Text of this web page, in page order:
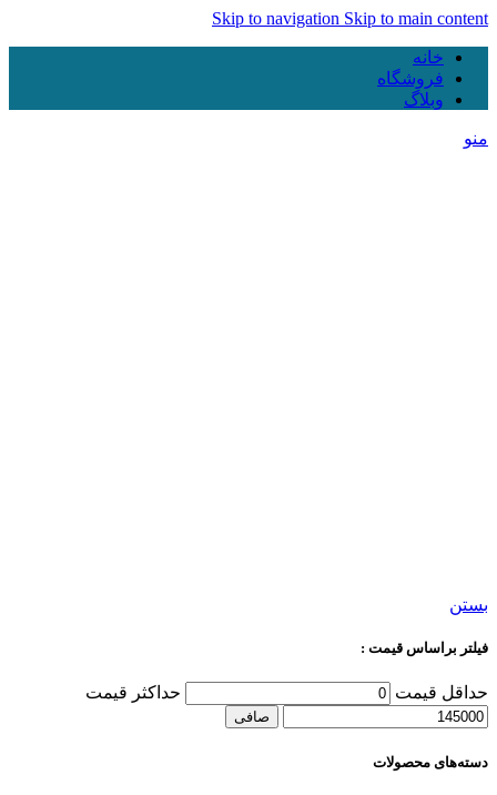
Skip to navigation Skip to main content
خانه
فروشگاه
وبلاگ
منو
بستن
فیلتر براساس قیمت :
حداقل قیمت حداكثر قيمت
صافی
دسته‌های محصولات